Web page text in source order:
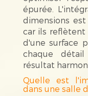
épurée.
dimensions
car ils
d'une surface
chaque
résultat
Quelle est
dans une salle